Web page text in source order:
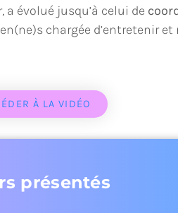
a évolué jusqu’à celui de
chargée d’entretenir
À LA VIDÉO
présentés